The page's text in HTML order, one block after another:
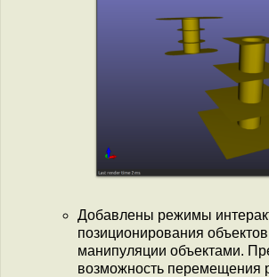
Добавлены режимы
позиционирования
манипуляции объектами.
возможность перемещения